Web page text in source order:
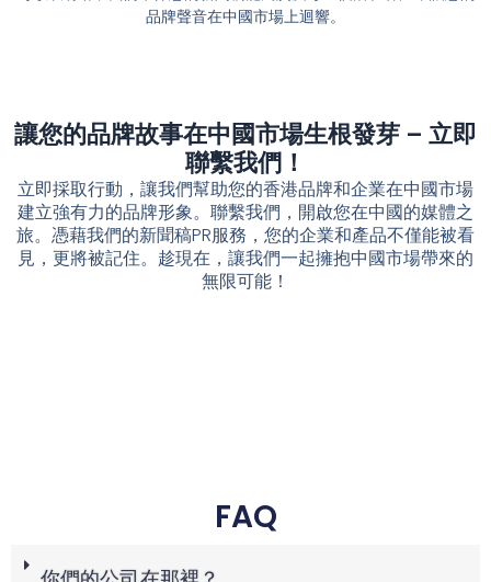
品牌聲音在中國市場上迴響。
讓您的品牌故事在中國市場生根發芽 – 立即
聯繫我們！
立即採取行動，讓我們幫助您的香港品牌和企業在中國市場
建立強有力的品牌形象。聯繫我們，開啟您在中國的媒體之
旅。憑藉我們的新聞稿PR服務，您的企業和產品不僅能被看
見，更將被記住。趁現在，讓我們一起擁抱中國市場帶來的
無限可能！
FAQ